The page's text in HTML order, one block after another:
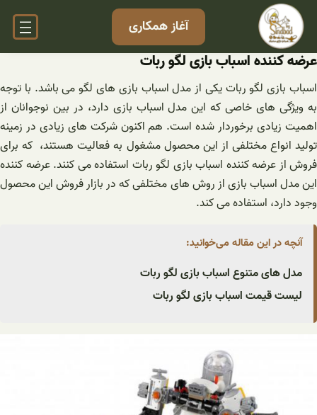
رفتن
محتوا
آغاز همکاری
عرضه کننده اسباب بازی لگو ربات
اسباب بازی لگو ربات یکی از مدل اسباب بازی های لگو می باشد. با توجه
به ویژگی های خاصی که این مدل اسباب بازی دارد، در بین نوجوانان از
اهمیت زیادی برخوردار شده است. هم اکنون شرکت ‌های زیادی در زمینه
تولید انواع مختلفی از این محصول مشغول به فعالیت هستند، که برای
فروش از عرضه کننده اسباب بازی لگو ربات استفاده می کنند. عرضه کننده
این مدل اسباب بازی از روش های مختلفی که در بازار فروش این محصول
وجود دارد، استفاده می کند.
آنچه در این مقاله می‌خوانید:
مدل های متنوع اسباب بازی لگو ربات
لیست قیمت اسباب بازی لگو ربات